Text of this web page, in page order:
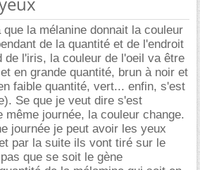
la mélanine donnait la couleur
de la quantité et de l'endroit
de l'iris, la couleur de l'oeil va être
en grande quantité, brun à noir et
faible quantité, vert... enfin, s'est
Se que je veut dire s'est
même journée, la couleur change.
journée je peut avoir les yeux
par la suite ils vont tiré sur le
que se soit le gène